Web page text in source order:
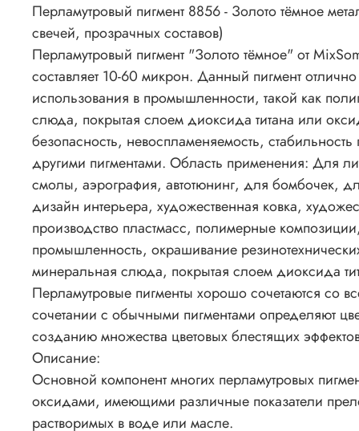
Перламутровый пигмент 8856 - Золото тёмное
свечей, прозрачных составов)
Перламутровый пигмент "Золото тёмное" от
составляет 10-60 микрон. Данный пигмент
использования в промышленности, такой как
слюда, покрытая слоем диоксида титана или
безопасность, невоспламеняемость,
другими пигментами. Область применения: Для
смолы, аэрография, автотюнинг, для бомбочек,
дизайн интерьера, художественная ковка,
производство пластмасс, полимерные
промышленность, окрашивание
минеральная слюда, покрытая слоем диоксида
Перламутровые пигменты хорошо сочетаются со
сочетании с обычными пигментами определяют
созданию множества цветовых блестящих
Описание:
Основной компонент многих перламутровых
оксидами, имеющими различные показатели
растворимых в воде или масле.